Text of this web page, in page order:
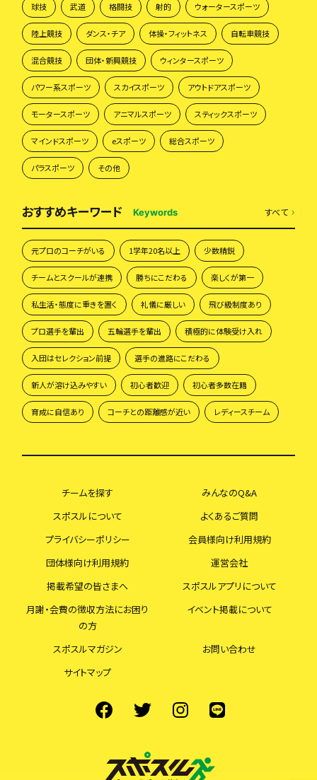
球技 武道 格闘技 射的 ウォータースポーツ
陸上競技 ダンス・チア 体操・フィットネス 自転車競技
混合競技 団体・新興競技 ウィンタースポーツ
パワー系スポーツ スカイスポーツ アウトドアスポーツ
モータースポーツ アニマルスポーツ スティックスポーツ
マインドスポーツ eスポーツ 総合スポーツ
パラスポーツ その他
おすすめキーワード Keywords すべて
元プロのコーチがいる 1学年20名以上 少数精鋭
チームとスクールが連携 勝ちにこだわる 楽しくが第一
私生活・態度に重きを置く 礼儀に厳しい 飛び級制度あり
プロ選手を輩出 五輪選手を輩出 積極的に体験受け入れ
入団はセレクション前提 選手の進路にこだわる
新人が溶け込みやすい 初心者歓迎 初心者多数在籍
育成に自信あり コーチとの距離感が近い レディースチーム
チームを探す
みんなのQ&A
スポスルについて
よくあるご質問
プライバシーポリシー
会員様向け利用規約
団体様向け利用規約
運営会社
掲載希望の皆さまへ
スポスルアプリについて
月謝・会費の徴収方法にお困り
の方
イベント掲載について
スポスルマガジン
お問い合わせ
サイトマップ